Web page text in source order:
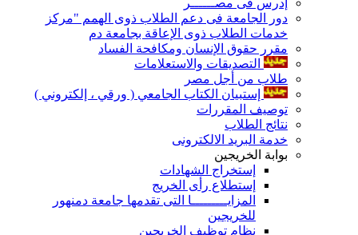
دور الجامعة فى دعم الطلاب ذوى الهمم "مركز
خدمات الطلاب ذوى الإعاقة بجامعة دم
مقرر حقوق الإنسان ومكافحة الفساد
التصديقات والاستعلامات
طلاب من أجل مصر
إستبيان الكتاب الجامعي ( ورقي ، إلكتروني )
توصيف المقررات
نتائج الطلاب
خدمة البريد الالكترونى
بوابة الخريجين
إستخراج الشهادات
إستطلاع رأى الخريج
المزايـــــــــا التى تقدمها جامعة دمنهور
للخريجين
نظام توظيف الخريجين